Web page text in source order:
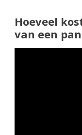
Hoeveel
van een